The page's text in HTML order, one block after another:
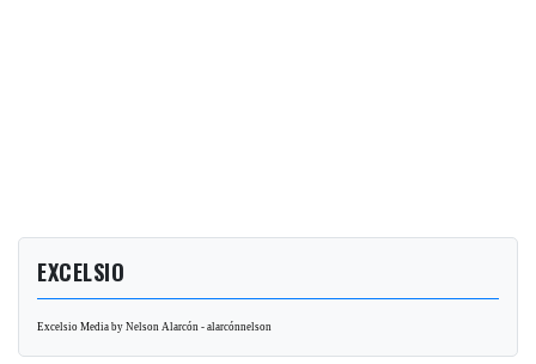
EXCELSIO
Excelsio Media by Nelson Alarcón - alarcónnelson